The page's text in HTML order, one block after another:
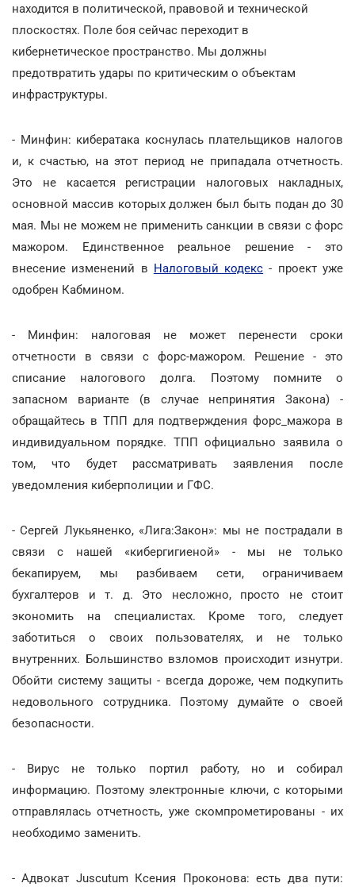
находится в политической, правовой и технической
плоскостях. Поле боя сейчас переходит в
кибернетическое пространство. Мы должны
предотвратить удары по критическим о объектам
инфраструктуры.
- Минфин: кибератака коснулась плательщиков налогов
и, к счастью, на этот период не припадала отчетность.
Это не касается регистрации налоговых накладных,
основной массив которых должен был быть подан до 30
мая. Мы не можем не применить санкции в связи с форс
мажором. Единственное реальное решение - это
внесение изменений в Налоговый кодекс - проект уже
одобрен Кабмином.
- Минфин: налоговая не может перенести сроки
отчетности в связи с форс-мажором. Решение - это
списание налогового долга. Поэтому помните о
запасном варианте (в случае непринятия Закона) -
обращайтесь в ТПП для подтверждения форс_мажора в
индивидуальном порядке. ТПП официально заявила о
том, что будет рассматривать заявления после
уведомления киберполиции и ГФС.
- Сергей Лукьяненко, «Лига:Закон»: мы не пострадали в
связи с нашей «кибергигиеной» - мы не только
бекапируем, мы разбиваем сети, ограничиваем
бухгалтеров и т. д. Это несложно, просто не стоит
экономить на специалистах. Кроме того, следует
заботиться о своих пользователях, и не только
внутренних. Большинство взломов происходит изнутри.
Обойти систему защиты - всегда дороже, чем подкупить
недовольного сотрудника. Поэтому думайте о своей
безопасности.
- Вирус не только портил работу, но и собирал
информацию. Поэтому электронные ключи, с которыми
отправлялась отчетность, уже скомпрометированы - их
необходимо заменить.
- Адвокат Juscutum Ксения Проконова: есть два пути: